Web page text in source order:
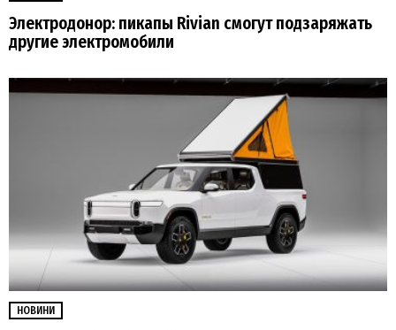
Электродонор: пикапы Rivian смогут подзаряжать
другие электромобили
НОВИНИ